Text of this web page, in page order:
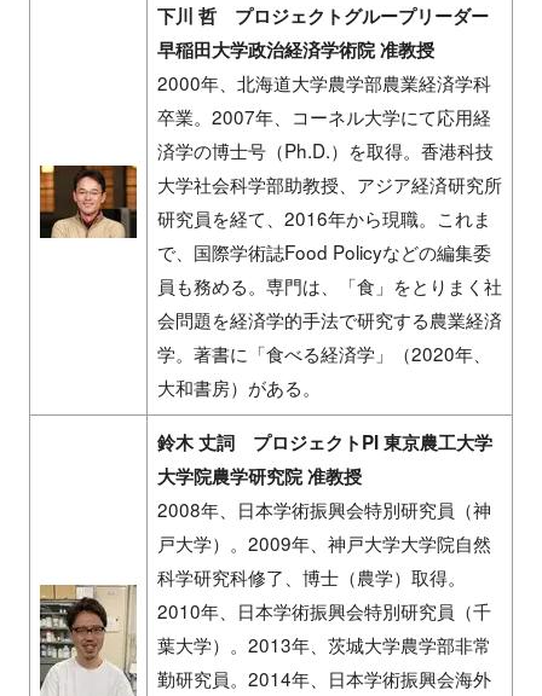
下川 哲 プロジェクトグループリーダー
早稲田大学政治経済学術院 准教授
2000年、北海道大学農学部農業経済学科
卒業。2007年、コーネル大学にて応用経
済学の博士号（Ph.D.）を取得。香港科技
大学社会科学部助教授、アジア経済研究所
研究員を経て、2016年から現職。これま
で、国際学術誌Food Policyなどの編集委
員も務める。専門は、「食」をとりまく社
会問題を経済学的手法で研究する農業経済
学。著書に「食べる経済学」（2020年、
大和書房）がある。
鈴木 丈詞 プロジェクトPI 東京農工大学
大学院農学研究院 准教授
2008年、日本学術振興会特別研究員（神
戸大学）。2009年、神戸大学大学院自然
科学研究科修了、博士（農学）取得。
2010年、日本学術振興会特別研究員（千
葉大学）。2013年、茨城大学農学部非常
勤研究員。2014年、日本学術振興会海外